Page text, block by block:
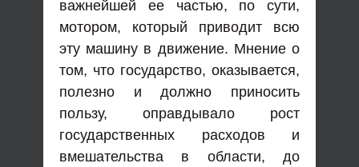
важнейшей ее частью, по сути,
мотором, который приводит всю
эту машину в движение. Мнение о
том, что государство, оказывается,
полезно и должно приносить
пользу, оправдывало рост
государственных расходов и
вмешательства в области, до